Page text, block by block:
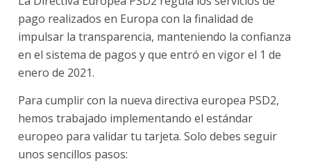
pago realizados en Europa con la finalidad de
impulsar la transparencia, manteniendo la confianza
en el sistema de pagos y que entró en vigor el 1 de
enero de 2021.
Para cumplir con la nueva directiva europea PSD2,
hemos trabajado implementando el estándar
europeo para validar tu tarjeta. Solo debes seguir
unos sencillos pasos: